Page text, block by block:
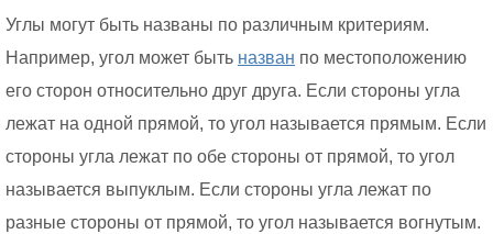
Углы могут быть названы по различным критериям.
Например, угол может быть назван по местоположению
его сторон относительно друг друга. Если стороны угла
лежат на одной прямой, то угол называется прямым. Если
стороны угла лежат по обе стороны от прямой, то угол
называется выпуклым. Если стороны угла лежат по
разные стороны от прямой, то угол называется вогнутым.